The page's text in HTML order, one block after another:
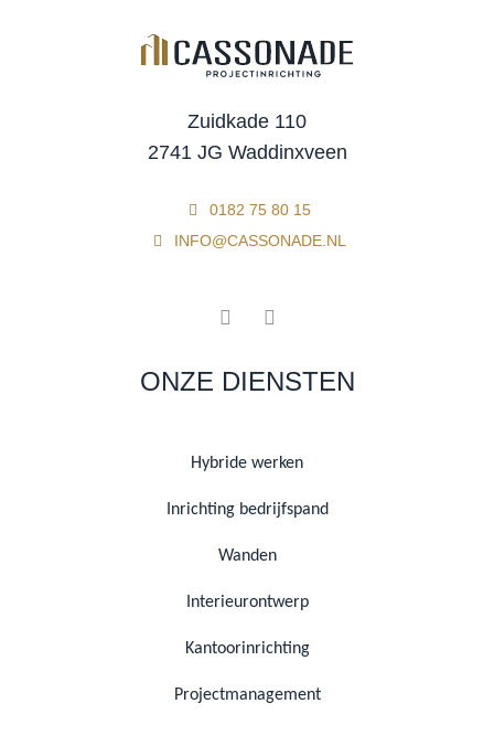
Zuidkade 110
2741 JG Waddinxveen
0182 75 80 15
INFO@CASSONADE.NL
ONZE DIENSTEN
Hybride werken
Inrichting bedrijfspand
Wanden
Interieurontwerp
Kantoorinrichting
Projectmanagement